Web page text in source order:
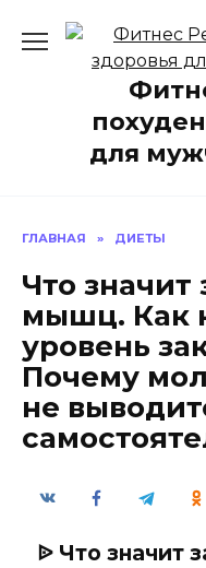
содержанию
для
ГЛАВНАЯ » ДИЕТЫ
Что значит
мышц. Как
уровень
Почему
не
ᐉ Что значит